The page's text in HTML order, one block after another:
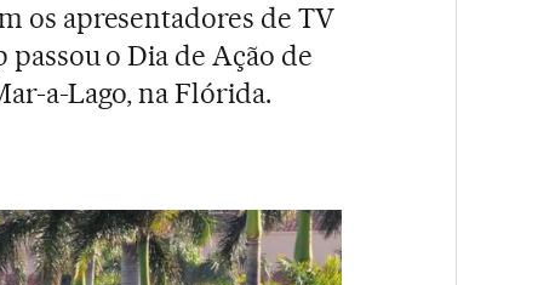
os apresentadores de TV
o Dia de Ação de
a-Lago, na Flórida.